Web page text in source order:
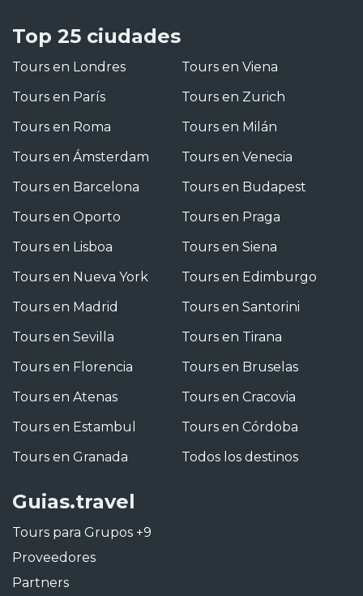
Top 25 ciudades
Tours en Londres
Tours en París
Tours en Roma
Tours en Ámsterdam
Tours en Barcelona
Tours en Oporto
Tours en Lisboa
Tours en Nueva York
Tours en Madrid
Tours en Sevilla
Tours en Florencia
Tours en Atenas
Tours en Estambul
Tours en Granada
Tours en Viena
Tours en Zurich
Tours en Milán
Tours en Venecia
Tours en Budapest
Tours en Praga
Tours en Siena
Tours en Edimburgo
Tours en Santorini
Tours en Tirana
Tours en Bruselas
Tours en Cracovia
Tours en Córdoba
Todos los destinos
Guias.travel
Tours para Grupos +9
Proveedores
Partners